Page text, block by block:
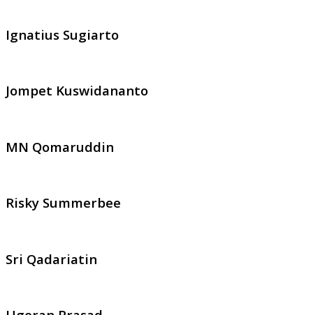
Ignatius Sugiarto
Jompet Kuswidananto
MN Qomaruddin
Risky Summerbee
Sri Qadariatin